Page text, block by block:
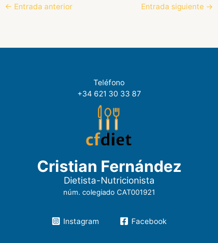
← Entrada anterior Entrada siguiente →
Teléfono
+34 621 30 33 87
Cristian Fernández
Dietista-Nutricionista
núm. colegiado CAT001921
Instagram Facebook